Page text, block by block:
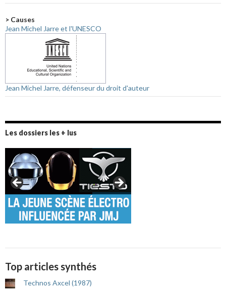
> Causes
Jean Michel Jarre et l'UNESCO
Jean Michel Jarre, défenseur du droit d'auteur
Les dossiers les + lus
Top articles synthés
Technos Axcel (1987)